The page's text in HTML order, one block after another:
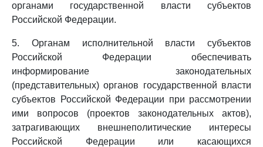
органами государственной власти субъектов
Российской Федерации.
5. Органам исполнительной власти субъектов
Российской Федерации обеспечивать
информирование законодательных
(представительных) органов государственной власти
субъектов Российской Федерации при рассмотрении
ими вопросов (проектов законодательных актов),
затрагивающих внешнеполитические интересы
Российской Федерации или касающихся